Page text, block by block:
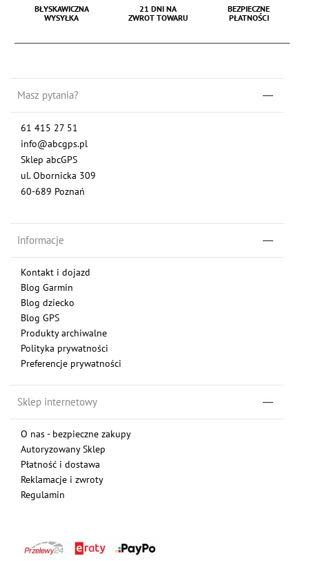
BŁYSKAWICZNA
WYSYŁKA
21 DNI NA
ZWROT TOWARU
BEZPIECZNE
PŁATNOŚCI
Masz pytania?
61 415 27 51
info@abcgps.pl
Sklep abcGPS
ul. Obornicka 309
60-689 Poznań
Informacje
Kontakt i dojazd
Blog Garmin
Blog dziecko
Blog GPS
Produkty archiwalne
Polityka prywatności
Preferencje prywatności
Sklep internetowy
O nas - bezpieczne zakupy
Autoryzowany Sklep
Płatność i dostawa
Reklamacje i zwroty
Regulamin